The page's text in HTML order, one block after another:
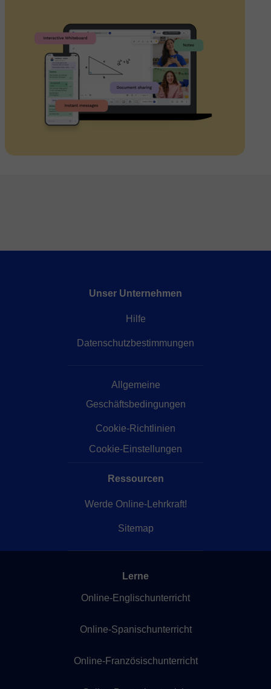
Unser Unternehmen
Hilfe
Datenschutzbestimmungen
Allgemeine
Geschäftsbedingungen
Cookie-Richtlinien
Cookie-Einstellungen
Ressourcen
Werde Online-Lehrkraft!
Sitemap
Lerne
Online-Englischunterricht
Online-Spanischunterricht
Online-Französischunterricht